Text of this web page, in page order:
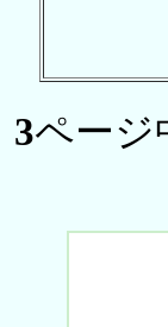
3ページ